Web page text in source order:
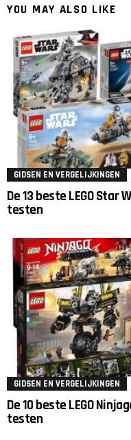
YOU MAY ALSO LIKE
GIDSEN EN VERGELIJKINGEN
De 13 beste LEGO
testen
GIDSEN EN VERGELIJKINGEN
De 10 beste LEGO
testen